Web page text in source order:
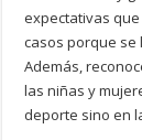
expectativas
casos porque se
Además,
las niñas y
deporte sino en